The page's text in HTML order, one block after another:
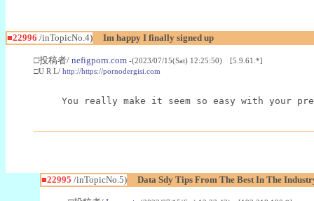
■22996 /inTopicNo.4) Im happy I finally signed up
□投稿者/ nefigporn.com -(2023/07/15(Sat) 12:25:50) [5.9.61.*]
□U R L/ http://https://pornodergisi.com
You really make it seem so easy with your
■22995 /inTopicNo.5) Data Sdy Tips From The Best In The